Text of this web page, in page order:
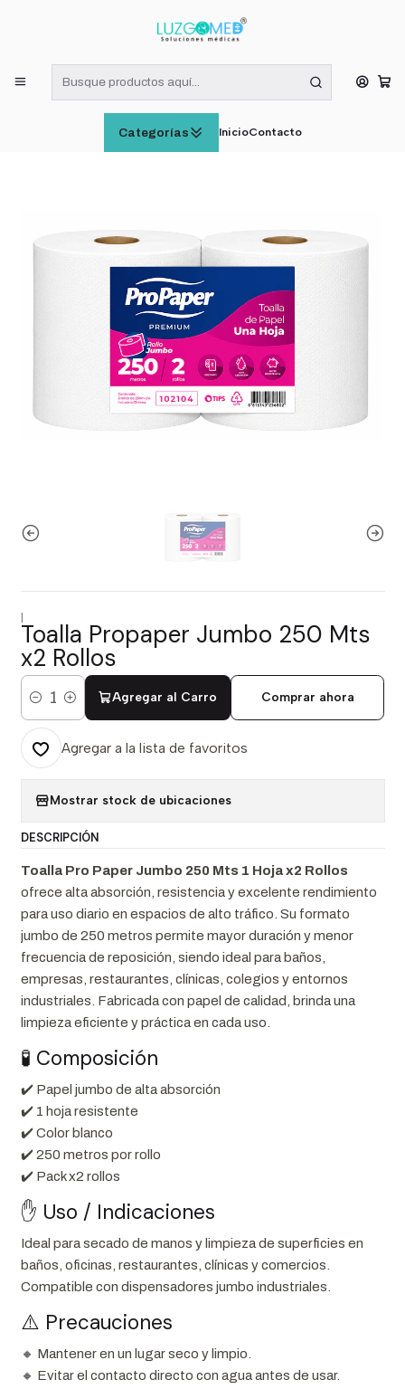
Categorías InicioContacto
¡RECIBE HOY! COMPRAS DE LUNES A VIERNES HASTA LAS 16:00
Inicio
CUIDADO E HIGIENE PERSONAL
Toalla Propaper Jumbo 250 Mts x2 Rollos
Toalla Propaper Jumbo 250 Mts
x2 Rollos
Cantidad
Agregar al Carro Comprar ahora
Agregar a la lista de favoritos
Mostrar stock de ubicaciones
DESCRIPCIÓN
Toalla Pro Paper Jumbo 250 Mts 1 Hoja x2 Rollos
ofrece alta absorción, resistencia y excelente rendimiento
para uso diario en espacios de alto tráfico. Su formato
jumbo de 250 metros permite mayor duración y menor
frecuencia de reposición, siendo ideal para baños,
empresas, restaurantes, clínicas, colegios y entornos
industriales. Fabricada con papel de calidad, brinda una
limpieza eficiente y práctica en cada uso.
🧪 Composición
✔️ Papel jumbo de alta absorción
✔️ 1 hoja resistente
✔️ Color blanco
✔️ 250 metros por rollo
✔️ Pack x2 rollos
✋ Uso / Indicaciones
Ideal para secado de manos y limpieza de superficies en
baños, oficinas, restaurantes, clínicas y comercios.
Compatible con dispensadores jumbo industriales.
⚠️ Precauciones
🔸 Mantener en un lugar seco y limpio.
🔸 Evitar el contacto directo con agua antes de usar.